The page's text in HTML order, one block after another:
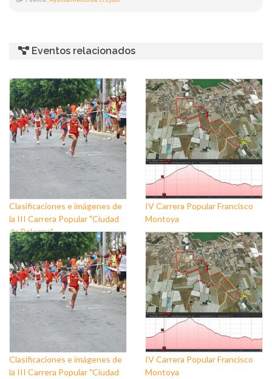
Eventos relacionados
Clasificaciones e imágenes de
la III Carrera Popular "Ciudad
de Balerma"
IV Carrera Popular Francisco
Montoya
Clasificaciones e imágenes de
la III Carrera Popular "Ciudad
IV Carrera Popular Francisco
Montoya